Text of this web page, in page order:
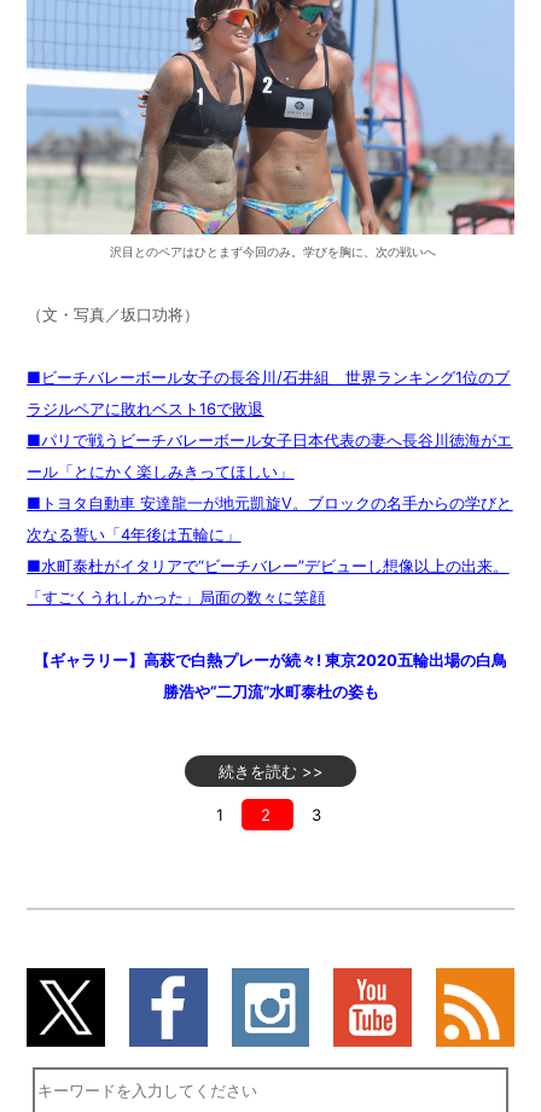
沢目とのペアはひとまず今回のみ。学びを胸に、次の戦いへ
（文・写真／坂口功将）
■ビーチバレーボール女子の長谷川/石井組 世界ランキング1位のブ
ラジルペアに敗れベスト16で敗退
■パリで戦うビーチバレーボール女子日本代表の妻へ長谷川徳海がエ
ール「とにかく楽しみきってほしい」
■トヨタ自動車 安達龍一が地元凱旋V。ブロックの名手からの学びと
次なる誓い「4年後は五輪に」
■水町泰杜がイタリアで“ビーチバレー”デビューし想像以上の出来。
「すごくうれしかった」局面の数々に笑顔
【ギャラリー】高萩で白熱プレーが続々! 東京2020五輪出場の白鳥
勝浩や“二刀流”水町泰杜の姿も
続きを読む >>
1 2 3